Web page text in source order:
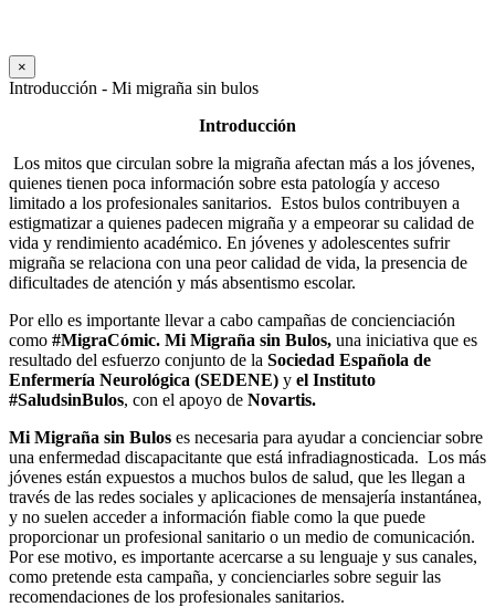
×
Introducción - Mi migraña sin bulos
Introducción
Los mitos que circulan sobre la migraña afectan más a los jóvenes,
quienes tienen poca información sobre esta patología y acceso
limitado a los profesionales sanitarios. Estos bulos contribuyen a
estigmatizar a quienes padecen migraña y a empeorar su calidad de
vida y rendimiento académico. En jóvenes y adolescentes sufrir
migraña se relaciona con una peor calidad de vida, la presencia de
dificultades de atención y más absentismo escolar.
Por ello es importante llevar a cabo campañas de concienciación
como #MigraCómic. Mi Migraña sin Bulos, una iniciativa que es
resultado del esfuerzo conjunto de la Sociedad Española de
Enfermería Neurológica (SEDENE) y el Instituto
#SaludsinBulos, con el apoyo de Novartis.
Mi Migraña sin Bulos es necesaria para ayudar a concienciar sobre
una enfermedad discapacitante que está infradiagnosticada. Los más
jóvenes están expuestos a muchos bulos de salud, que les llegan a
través de las redes sociales y aplicaciones de mensajería instantánea,
y no suelen acceder a información fiable como la que puede
proporcionar un profesional sanitario o un medio de comunicación.
Por ese motivo, es importante acercarse a su lenguaje y sus canales,
como pretende esta campaña, y concienciarles sobre seguir las
recomendaciones de los profesionales sanitarios.